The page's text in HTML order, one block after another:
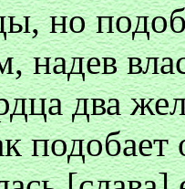
но
надев
два